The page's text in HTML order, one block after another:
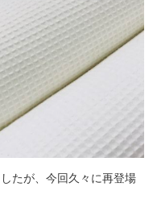
たが、今回久々に再登場